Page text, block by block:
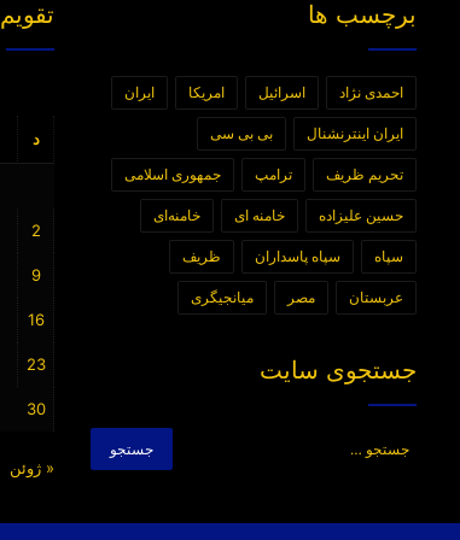
برچسب ها
احمدی نژاد اسرائیل امریکا ایران
ایران اینترنشنال بی بی سی
تحریم ظریف ترامپ جمهوری اسلامی
حسین علیزاده خامنه ای خامنه‌ای
سپاه سپاه پاسداران ظریف
عربستان مصر میانجیگری
جستجوی سایت
برای:
تقویم
د
2
9
16
23
30
« ژوئن